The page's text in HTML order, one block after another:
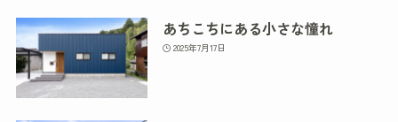
あちこちにある小さな憧れ
2025年7月17日